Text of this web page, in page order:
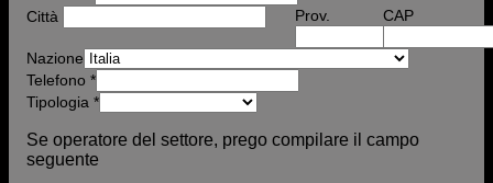
Città
Prov. CAP
Nazione
Telefono *
Tipologia *
Se operatore del settore, prego compilare il campo
seguente